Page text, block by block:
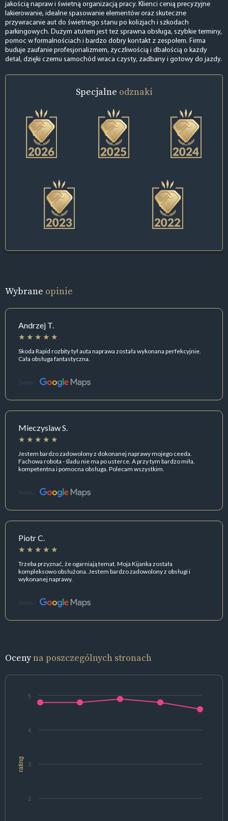
jakością napraw i świetną organizacją pracy. Klienci cenią precyzyjne
lakierowanie, idealne spasowanie elementów oraz skuteczne
przywracanie aut do świetnego stanu po kolizjach i szkodach
parkingowych. Dużym atutem jest też sprawna obsługa, szybkie terminy,
pomoc w formalnościach i bardzo dobry kontakt z zespołem. Firma
buduje zaufanie profesjonalizmem, życzliwością i dbałością o każdy
detal, dzięki czemu samochód wraca czysty, zadbany i gotowy do jazdy.
Specjalne odznaki
Wybrane opinie
Andrzej T.
Skoda Rapid rozbity tył auta naprawa została wykonana perfekcyjnie.
Cała obsługa fantastyczna.
Źródło:
Mieczyslaw S.
Jestem bardzo zadowolony z dokonanej naprawy mojego ceeda.
Fachowa robota - śladu nie ma po usterce. A przy tym bardzo miła,
kompetentna i pomocna obsługa. Polecam wszystkim.
Źródło:
Piotr C.
Trzeba przyznać, że ogarniają temat. Moja Kijanka została
kompleksowo obsłużona. Jestem bardzo zadowolony z obsługi i
wykonanej naprawy.
Źródło:
Ocenyna poszczególnych stronach
rating
2
3
4
5